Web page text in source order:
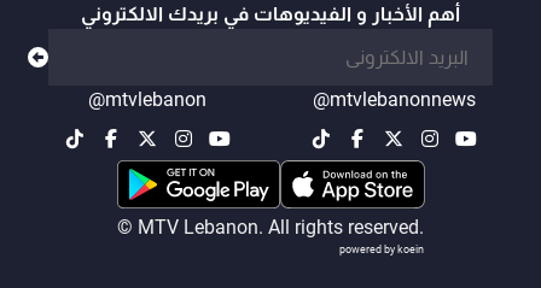
أهم الأخبار و الفيديوهات في بريدك الالكتروني
@mtvlebanonnews
@mtvlebanon
© MTV Lebanon. All rights reserved.
powered by koein